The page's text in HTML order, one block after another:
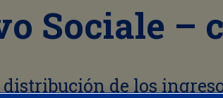
Sociale –
distribución de los